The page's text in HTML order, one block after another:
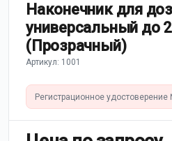
Наконечник для
универсальный до
(Прозрачный)
Артикул: 1001
Регистрационное